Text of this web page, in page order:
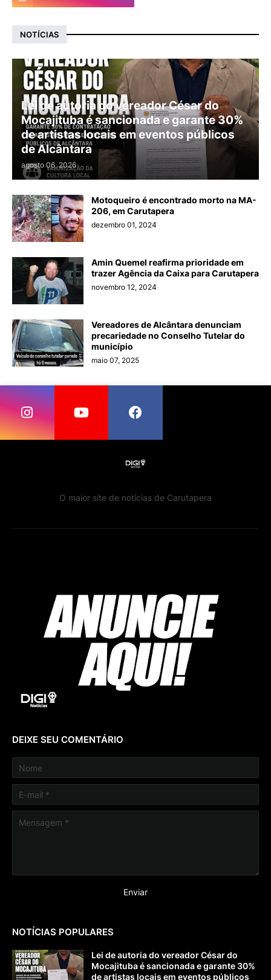
NOTÍCIAS
Lei de autoria do vereador César do
Mocajituba é sancionada e garante 30%
de artistas locais em eventos públicos
de Alcântara
agosto 06, 2026
Motoqueiro é encontrado morto na MA-
206, em Carutapera
dezembro 01, 2024
Amin Quemel reafirma prioridade em
trazer Agência da Caixa para Carutapera
novembro 12, 2024
Vereadores de Alcântara denunciam
precariedade no Conselho Tutelar do
município
maio 07, 2025
O maior site de notícias de Carutapera
DEIXE SEU COMENTÁRIO
NOTÍCIAS POPULARES
Lei de autoria do vereador César do
Mocajituba é sancionada e garante 30%
de artistas locais em eventos públicos